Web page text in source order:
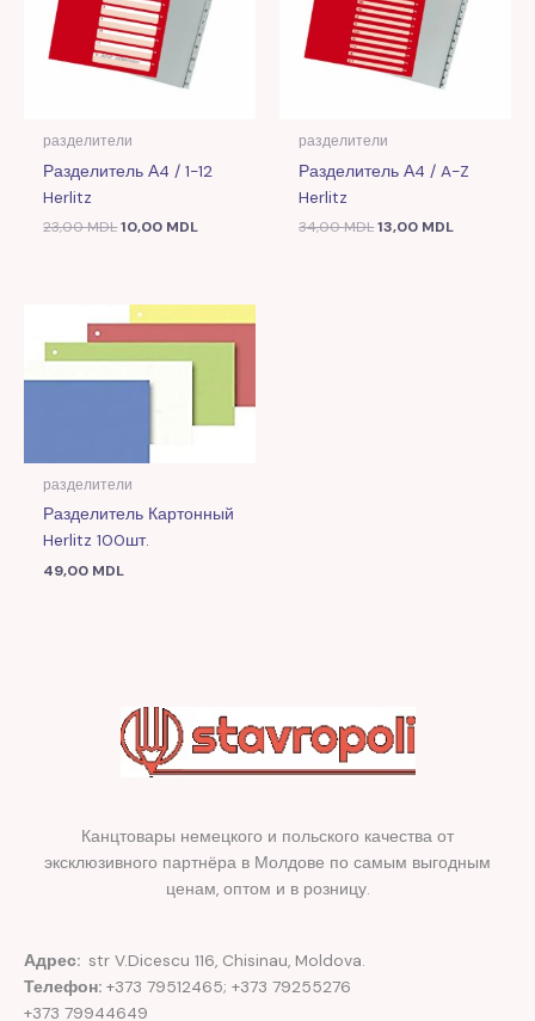
разделители
Разделитель А4 / 1-12
Herlitz
23,00MDL10,00 MDL
разделители
Разделитель А4 / A-Z
Herlitz
34,00MDL13,00 MDL
разделители
Разделитель Картонный
Herlitz 100шт.
49,00 MDL
Канцтовары немецкого и польского качества от
эксклюзивного партнёра в Молдове по самым выгодным
ценам, оптом и в розницу.
Адрес: str V.Dicescu 116, Chisinau, Moldova.
Телефон: +373 79512465; +373 79255276
+373 79944649